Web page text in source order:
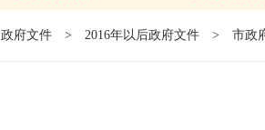
政府文件 > 2016年以后政府文件 > 市政